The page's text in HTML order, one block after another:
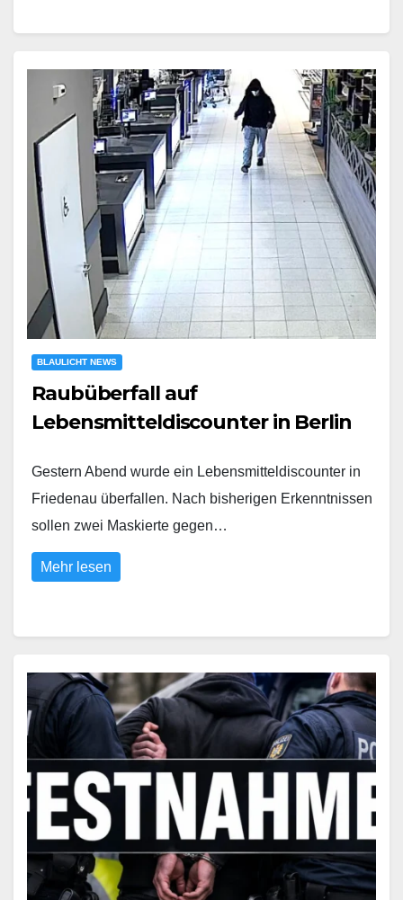
BLAULICHT NEWS
Raubüberfall auf
Lebensmitteldiscounter in Berlin
Gestern Abend wurde ein Lebensmitteldiscounter in
Friedenau überfallen. Nach bisherigen Erkenntnissen
sollen zwei Maskierte gegen…
Mehr lesen